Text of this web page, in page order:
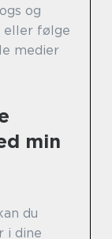
og
eller følge
medier
min
du
i dine